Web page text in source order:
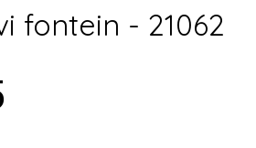
fontein - 21062